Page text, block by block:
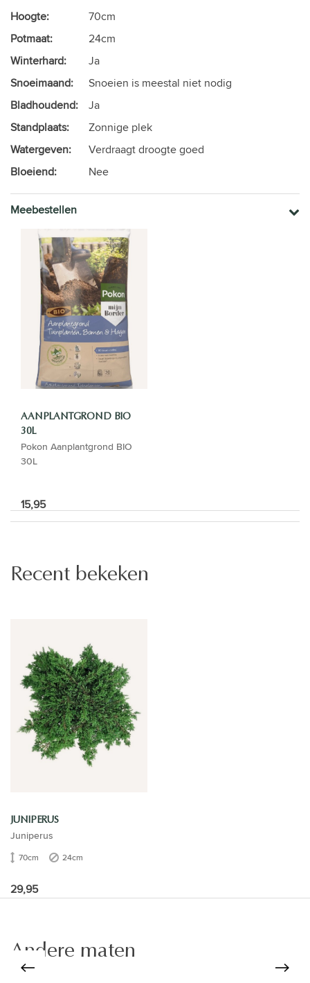
Hoogte:
70cm
Potmaat:
24cm
Winterhard:
Ja
Snoeimaand:
Snoeien is meestal niet nodig
Bladhoudend:
Ja
Standplaats:
Zonnige plek
Watergeven:
Verdraagt droogte goed
Bloeiend:
Nee
Meebestellen
AANPLANTGROND BIO
30L
Pokon Aanplantgrond BIO
30L
15,95
Recent bekeken
JUNIPERUS
Juniperus
70cm 24cm
29,95
Andere maten